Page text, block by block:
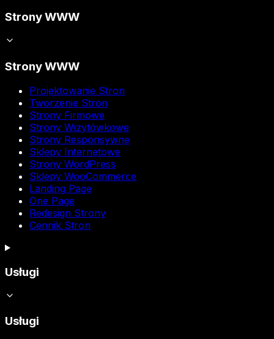
Strony WWW
Strony WWW
Projektowanie Stron
Tworzenie Stron
Strony Firmowe
Strony Wizytówkowe
Strony Responsywne
Sklepy Internetowe
Strony WordPress
Sklepy WooCommerce
Landing Page
One Page
Redesign Strony
Cennik Stron
Usługi
Usługi